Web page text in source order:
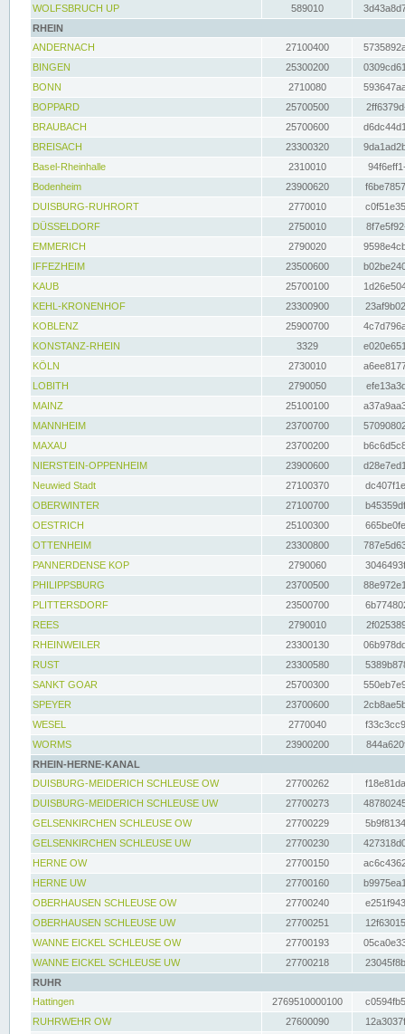
WOLFSBRUCH UP
589010
RHEIN
ANDERNACH
27100400
BINGEN
25300200
BONN
2710080
BOPPARD
25700500
BRAUBACH
25700600
BREISACH
23300320
Basel-Rheinhalle
2310010
Bodenheim
23900620
DUISBURG-RUHRORT
2770010
DÜSSELDORF
2750010
EMMERICH
2790020
IFFEZHEIM
23500600
KAUB
25700100
KEHL-KRONENHOF
23300900
KOBLENZ
25900700
KONSTANZ-RHEIN
3329
KÖLN
2730010
LOBITH
2790050
MAINZ
25100100
MANNHEIM
23700700
MAXAU
23700200
NIERSTEIN-OPPENHEIM
23900600
Neuwied Stadt
27100370
OBERWINTER
27100700
OESTRICH
25100300
OTTENHEIM
23300800
PANNERDENSE KOP
2790060
PHILIPPSBURG
23700500
PLITTERSDORF
23500700
REES
2790010
RHEINWEILER
23300130
RUST
23300580
SANKT GOAR
25700300
SPEYER
23700600
WESEL
2770040
WORMS
23900200
RHEIN-HERNE-KANAL
DUISBURG-MEIDERICH SCHLEUSE OW
27700262
DUISBURG-MEIDERICH SCHLEUSE UW
27700273
GELSENKIRCHEN SCHLEUSE OW
27700229
GELSENKIRCHEN SCHLEUSE UW
27700230
HERNE OW
27700150
HERNE UW
27700160
OBERHAUSEN SCHLEUSE OW
27700240
OBERHAUSEN SCHLEUSE UW
27700251
WANNE EICKEL SCHLEUSE OW
27700193
WANNE EICKEL SCHLEUSE UW
27700218
RUHR
Hattingen
2769510000100
RUHRWEHR OW
27600090